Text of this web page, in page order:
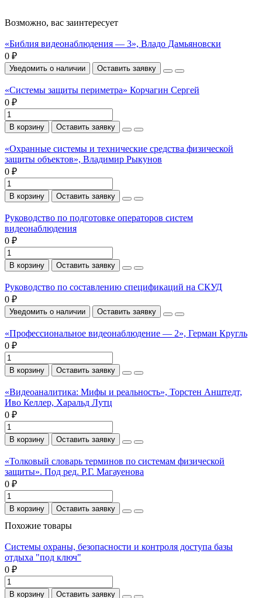
Возможно, вас заинтересует
«Библия видеонаблюдения — 3», Владо Дамьяновски
0 ₽
Уведомить о наличии Оставить заявку
«Системы защиты периметра» Корчагин Сергей
0 ₽
В корзину Оставить заявку
«Охранные системы и технические средства физической
защиты объектов», Владимир Рыкунов
0 ₽
В корзину Оставить заявку
Руководство по подготовке операторов систем
видеонаблюдения
0 ₽
В корзину Оставить заявку
Руководство по составлению спецификаций на СКУД
0 ₽
Уведомить о наличии Оставить заявку
«Профессиональное видеонаблюдение — 2», Герман Кругль
0 ₽
В корзину Оставить заявку
«Видеоаналитика: Мифы и реальность», Торстен Анштедт,
Иво Келлер, Харальд Лутц
0 ₽
В корзину Оставить заявку
«Толковый словарь терминов по системам физической
защиты». Под ред. Р.Г. Магауенова
0 ₽
В корзину Оставить заявку
Похожие товары
Системы охраны, безопасности и контроля доступа базы
отдыха "под ключ"
0 ₽
В корзину Оставить заявку